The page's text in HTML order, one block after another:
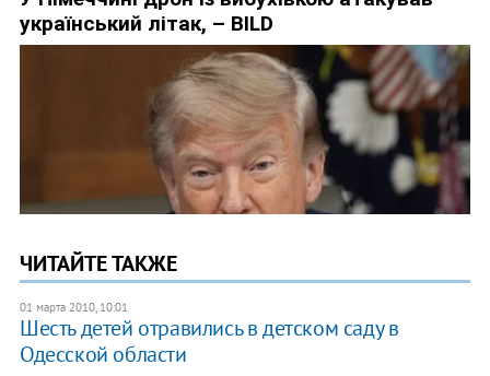
ЧИТАЙТЕ ТАКЖЕ
01 марта 2010, 10:01
Шесть детей отравились в детском саду в
Одесской области